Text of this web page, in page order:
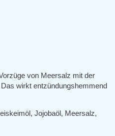
von Meersalz mit der
wirkt entzündungshemmend
Jojobaöl, Meersalz,